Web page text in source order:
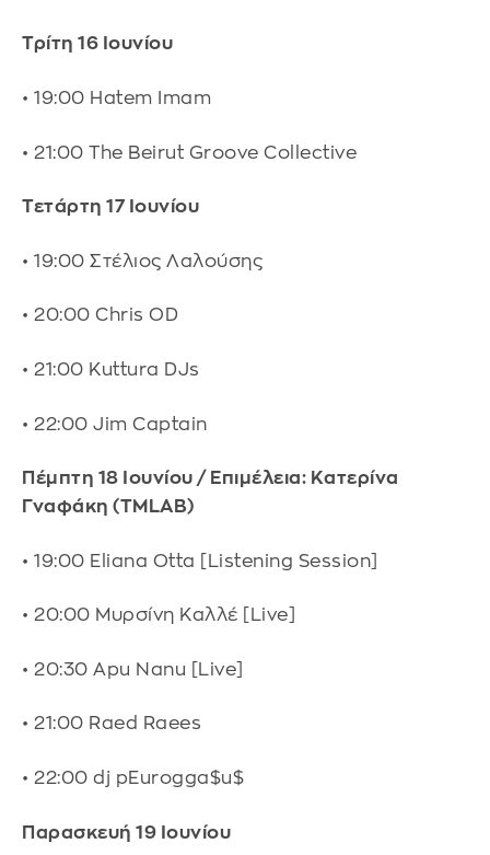
Τρίτη 16 Ιουνίου
• 19:00 Hatem Imam
• 21:00 The Beirut Groove Collective
Τετάρτη 17 Ιουνίου
• 19:00 Στέλιος Λαλούσης
• 20:00 Chris OD
• 21:00 Kuttura DJs
• 22:00 Jim Captain
Πέμπτη 18 Ιουνίου / Επιμέλεια: Κατερίνα
Γναφάκη (TMLAB)
• 19:00 Eliana Otta [Listening Session]
• 20:00 Μυρσίνη Καλλέ [Live]
• 20:30 Apu Nanu [Live]
• 21:00 Raed Raees
• 22:00 dj pEurogga$u$
Παρασκευή 19 Ιουνίου